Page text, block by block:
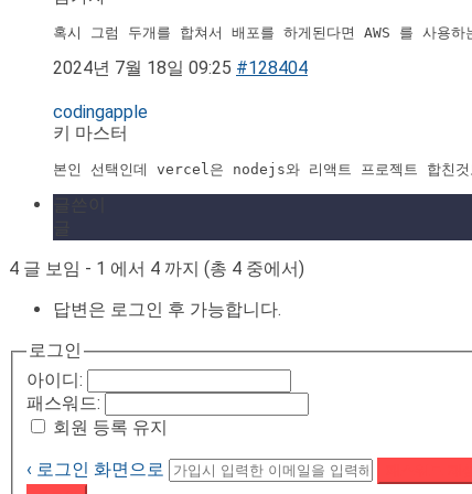
혹시 그럼 두개를 합쳐서 배포를 하게된다면 AWS 를 사용
2024년 7월 18일 09:25 #128404
codingapple
키 마스터
본인 선택인데 vercel은 nodejs와 리액트 프로젝트 합친것
4 글 보임 - 1 에서 4 까지 (총 4 중에서)
답변은 로그인 후 가능합니다.
로그인
아이디:
패스워드:
회원 등록 유지
‹ 로그인 화면으로